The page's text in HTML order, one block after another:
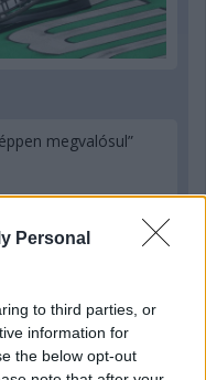
Personal
to third parties, or
information for
the below opt-out
megvalósul”